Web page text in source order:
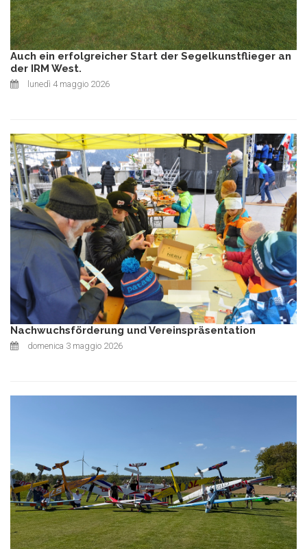
Auch ein erfolgreicher Start der Segelkunstflieger an
der IRM West.
lunedì 4 maggio 2026
Nachwuchsförderung und Vereinspräsentation
domenica 3 maggio 2026